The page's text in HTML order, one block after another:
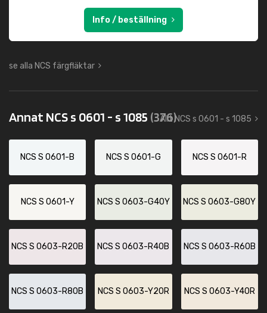
Info / beställning
se alla NCS färgfläktar
Annat NCS s 0601 - s 1085 (376)
Allt NCS s 0601 - s 1085
NCS S 0601-B NCS S 0601-G NCS S 0601-R
NCS S 0601-Y NCS S 0603-G40Y NCS S 0603-G80Y
NCS S 0603-R20B NCS S 0603-R40B NCS S 0603-R60B
NCS S 0603-R80B NCS S 0603-Y20R NCS S 0603-Y40R